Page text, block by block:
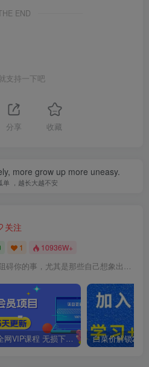
END
支持一下吧
分享 收藏
more grow up more uneasy.
单 ，越长大越不安
关注
1 10936W+
不要去想那些阻碍你的事，尤其是那些自己想象出来的事
全网VIP课程 无损下载~